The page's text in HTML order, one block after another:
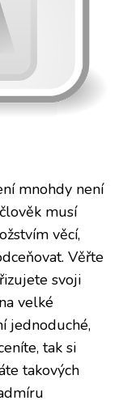
mnohdy není
musí
věcí,
Věřte
svoji
velké
jednoduché,
tak si
takových